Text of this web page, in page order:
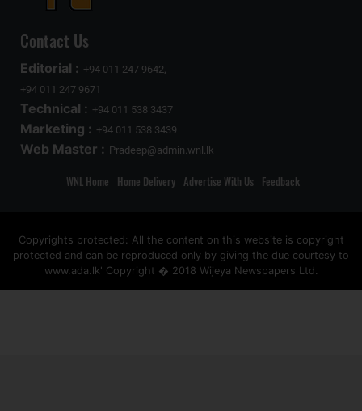
Contact Us
Editorial : +94 011 247 9642,
+94 011 247 9671
Technical : +94 011 538 3437
Marketing : +94 011 538 3439
Web Master : Pradeep@admin.wnl.lk
WNL Home Home Delivery Advertise With Us Feedback
Copyrights protected: All the content on this website is copyright
protected and can be reproduced only by giving the due courtesy to
www.ada.lk' Copyright � 2018 Wijeya Newspapers Ltd.